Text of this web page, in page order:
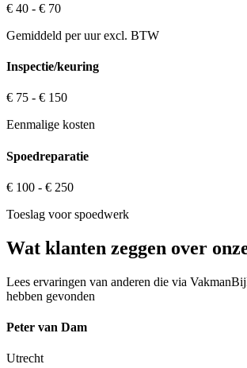
€ 40 - € 70
Gemiddeld per uur excl. BTW
Inspectie/keuring
€ 75 - € 150
Eenmalige kosten
Spoedreparatie
€ 100 - € 250
Toeslag voor spoedwerk
Wat klanten zeggen over
Lees ervaringen van anderen die via
hebben gevonden
Peter van Dam
Utrecht